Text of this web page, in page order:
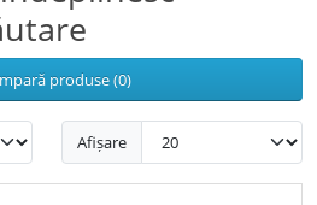
produse (0)
Afișare